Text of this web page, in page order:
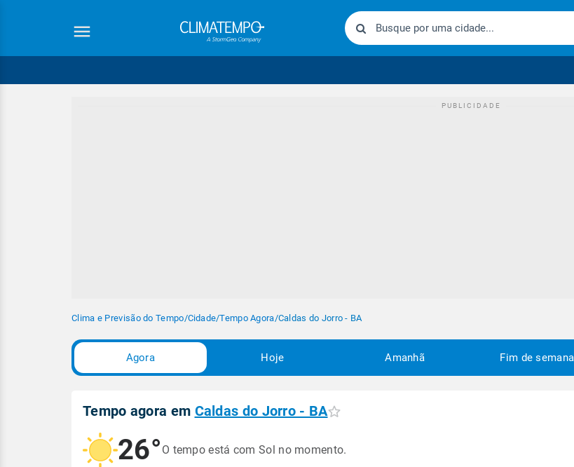
Clima e Previsão do Tempo/Cidade/Tempo Agora/Caldas do Jorro - BA
Agora Hoje Amanhã Fim de semana
Tempo agora em Caldas do Jorro - BA
26° O tempo está com Sol no momento.